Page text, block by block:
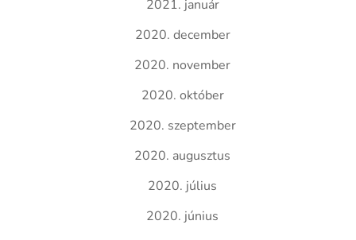
2021. január
2020. december
2020. november
2020. október
2020. szeptember
2020. augusztus
2020. július
2020. június